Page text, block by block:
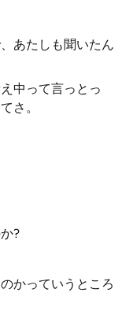
あたしも聞いたん
中って言っとっ
さ。
?
かっていうところ